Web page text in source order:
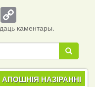
Copy
Link
каментары.
Пошук
Пошук
АПОШНІЯ НАЗІРАННІ